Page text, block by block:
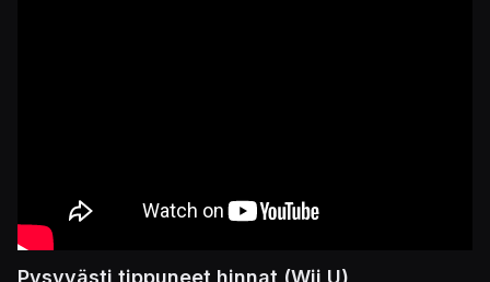
Pysyvästi tippuneet hinnat (Wii U)